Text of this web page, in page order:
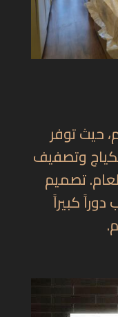
حيث توفر
وتصفيف
تصميم
دوراً كبيراً